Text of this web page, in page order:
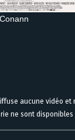
Conann
aucune vidéo et
ne sont